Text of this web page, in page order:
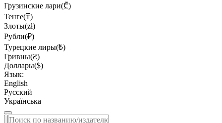
Грузинские лари(₾)
Тенге(₸)
Злоты(zł)
Рубли(₽)
Турецкие лиры(₺)
Гривны(₴)
Доллары($)
Язык:
English
Русский
Українська